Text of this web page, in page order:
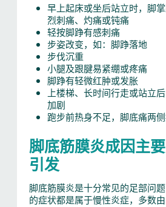
早上起床或坐后站立时，脚
烈刺痛、灼痛或钝痛
轻按脚踭有感刺痛
步姿改变，如：脚踭落地
步伐沉重
小腿及跟腱易紧绷或疼痛
脚踭有轻微红肿或发胀
上楼梯、长时间行走或站立
加剧
跑步前热身不足，脚底痛两
脚底筋膜炎成因主
引发
脚底筋膜炎是十分常见的足部问
的症状都是属于慢性炎症，多数由